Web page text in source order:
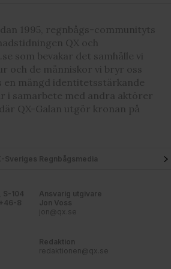
1995, regnbågs-communityts
QX och
som bevakar det samhälle vi
och de människor vi bryr oss
en mängd identitetsstärkande
i samarbete med andra aktörer
QX-Galan utgör kronan på
Sveriges Regnbågsmedia
S-104
8
Ansvarig utgivare
Jon Voss
jon@qx.se
Redaktion
redaktionen@qx.se